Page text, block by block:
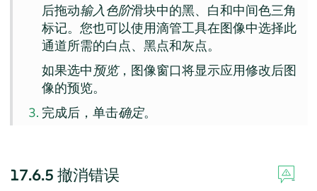
后拖动输入色阶滑块中的黑、白和中间色三角
标记。您也可以使用滴管工具在图像中选择此
通道所需的白点、黑点和灰点。
如果选中预览，图像窗口将显示应用修改后图
像的预览。
完成后，单击确定。
17.6.5 撤消错误